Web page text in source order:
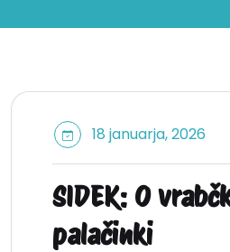
18 januarja, 2026
SIDEK: O
palačinki